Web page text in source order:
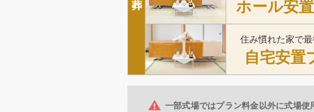
葬
ホール安
住み慣れた家で
自宅安置
一部式場ではプラン料金以外に式場使